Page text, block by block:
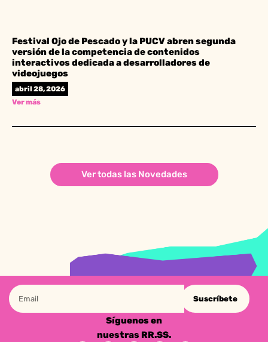
Festival Ojo de Pescado y la PUCV abren segunda
versión de la competencia de contenidos
interactivos dedicada a desarrolladores de
videojuegos
abril 28, 2026
Ver más
Ver todas las Novedades
Suscríbete
Síguenos en
nuestras RR.SS.